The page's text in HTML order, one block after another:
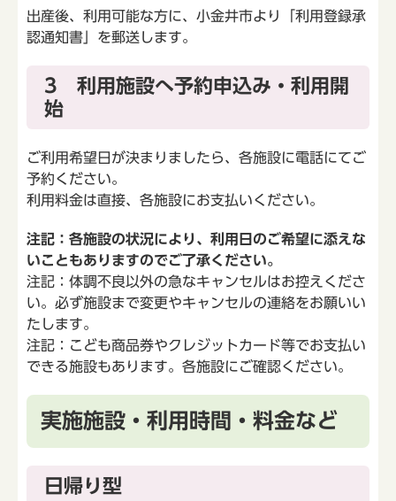
出産後、利用可能な方に、小金井市より「利用登録承
認通知書」を郵送します。
3 利用施設へ予約申込み・利用開
始
ご利用希望日が決まりましたら、各施設に電話にてご
予約ください。
利用料金は直接、各施設にお支払いください。
注記：各施設の状況により、利用日のご希望に添えな
いこともありますのでご了承ください。
注記：体調不良以外の急なキャンセルはお控えくださ
い。必ず施設まで変更やキャンセルの連絡をお願いい
たします。
注記：こども商品券やクレジットカード等でお支払い
できる施設もあります。各施設にご確認ください。
実施施設・利用時間・料金など
日帰り型